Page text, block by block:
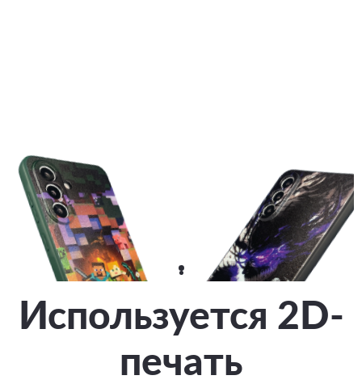
Используется 2D-
печать